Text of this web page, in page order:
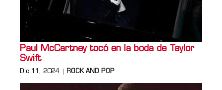
Paul McCartney tocó en la boda de Taylor
Swift
Dic 11, 2024 ROCK AND POP